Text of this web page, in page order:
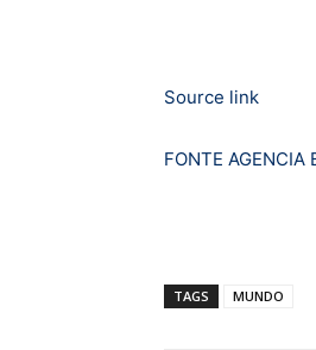
Source link
FONTE AGENCIA
TAGS MUNDO